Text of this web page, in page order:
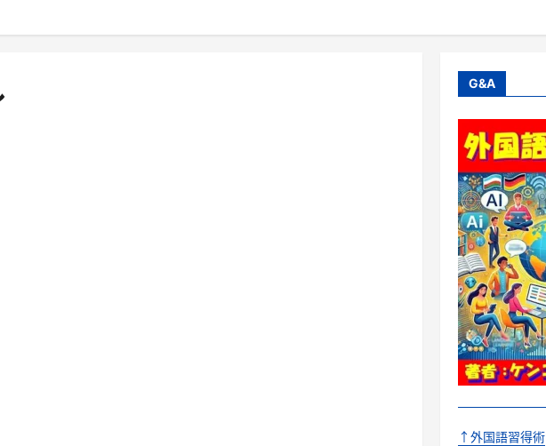
G&A
↑外国語習得術